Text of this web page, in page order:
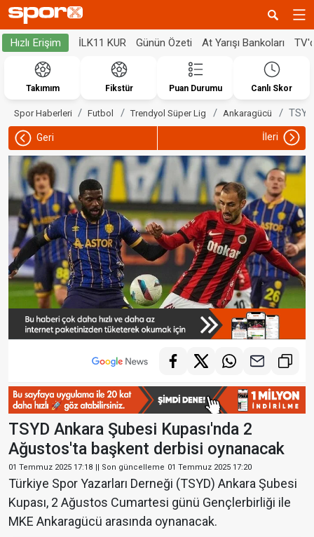
Hızlı Erişim İLK11 KUR Günün Özeti At Yarışı Bankoları
Takımım Fikstür Puan Durumu Canlı Skor
Spor Haberleri Futbol Trendyol Süper Lig Ankaragücü
Geri İleri
TSYD Ankara Şubesi Kupası'nda 2
Ağustos'ta başkent derbisi oynanacak
01 Temmuz 2025 17:18 || Son güncelleme 01 Temmuz 2025 17:20
Türkiye Spor Yazarları Derneği (TSYD) Ankara Şubesi
Kupası, 2 Ağustos Cumartesi günü Gençlerbirliği ile
MKE Ankaragücü arasında oynanacak.